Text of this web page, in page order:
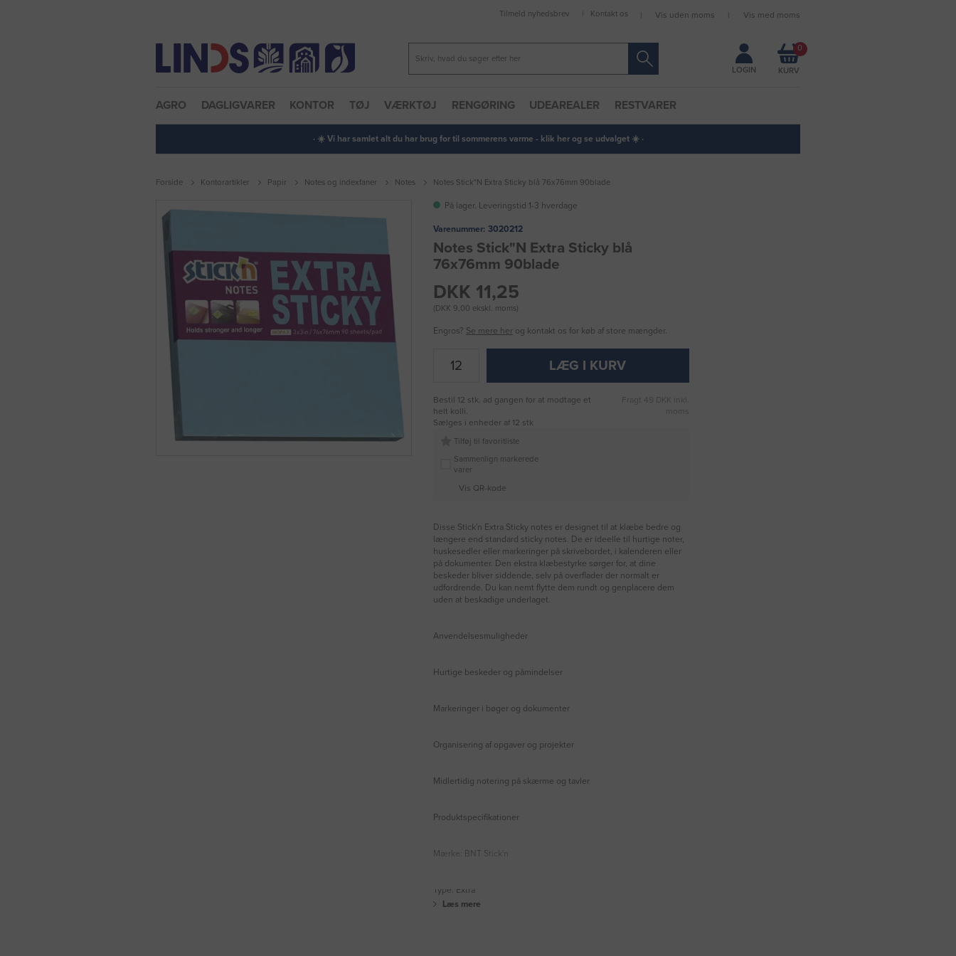
Forbliv logget ind
Tilmeld nyhedsbrev Kontakt os Vis uden moms Vis med moms
LOGIN
0
AGRO DAGLIGVARER KONTOR TØJ VÆRKTØJ RENGØRING UDEAREALER RESTVARER
· ☀️ Vi har samlet alt du har brug for til sommerens varme - klik her og se udvalget ☀️ ·
Forside Kontorartikler Papir Notes og indexfaner Notes Notes Stick"N Extra Sticky blå 76x76mm 90blade
På lager. Leveringstid 1-3 hverdage
Varenummer: 3020212
Notes Stick"N Extra Sticky blå
76x76mm 90blade
DKK 11,25
(DKK 9,00 ekskl. moms)
Engros? Se mere her og kontakt os for køb af store mængder.
LÆG I KURV
Bestil 12 stk. ad gangen for at modtage et
helt kolli.
Sælges i enheder af 12 stk
Fragt 49 DKK inkl.
Tilføj til favoritliste
Sammenlign markerede
varer
Vis QR-kode
Disse Stick'n Extra Sticky notes er designet til at klæbe bedre og
længere end standard sticky notes. De er ideelle til hurtige noter,
huskesedler eller markeringer på skrivebordet, i kalenderen eller
på dokumenter. Den ekstra klæbestyrke sørger for, at dine
beskeder bliver siddende, selv på overflader der normalt er
udfordrende. Du kan nemt flytte dem rundt og genplacere dem
uden at beskadige underlaget.
Anvendelsesmuligheder
Hurtige beskeder og påmindelser
Markeringer i bøger og dokumenter
Organisering af opgaver og projekter
Midlertidig notering på skærme og tavler
Produktspecifikationer
Mærke: BNT Stick'n
Type: Extra
Læs mere